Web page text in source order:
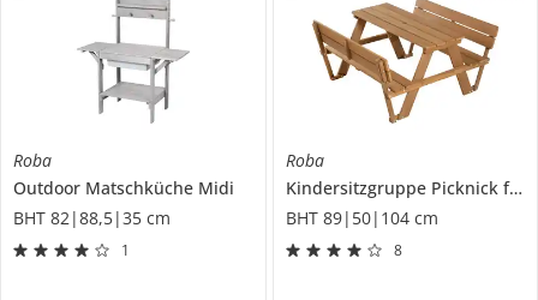
Roba
Outdoor Matschküche Midi
BHT 82|88,5|35 cm
1
Roba
Kindersitzgruppe Picknick for 4
BHT 89|50|104 cm
8